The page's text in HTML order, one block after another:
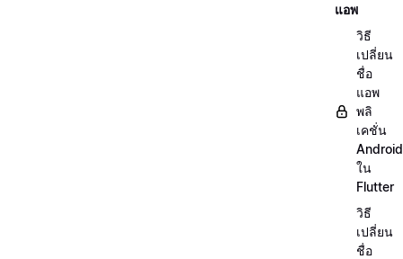
แอพ
วิธี
เปลี่ยน
ชื่อ
แอพ
พลิ
เคชั่น
Android
ใน
Flutter
วิธี
เปลี่ยน
ชื่อ